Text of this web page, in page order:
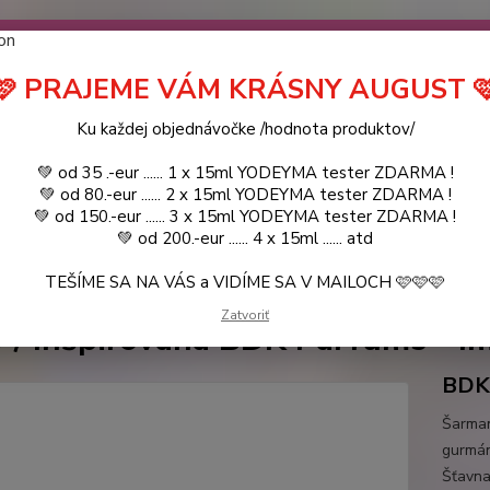
❤️ od .. 35 .-eur CENA PRODUKTOV si môžte vybrať ..
.. (TIE VŠAK TERBA VPÍSAŤ V SEKCII DODACE
a VIDÍME SA V MAILOCH a v Košiciach :) aj OSOBNE. 👋🤚👋 ..
KATALÓG Blog
Hľadať
YODEYMA - DÁMSKE PARFEMY 100ml LIDO / Inšpirovaná BDK
/ Inšpirovaná BDK Parfums -
PRAJEME VÁM KRÁSNY AUGUST
Ku každej objednávočke /hodnota produktov/
💚 od 35 .-eur ...... 1 x 15ml YODEYMA tester ZDARMA !
💚 od 80.-eur ...... 2 x 15ml YODEYMA tester ZDARMA !
💚 od 150.-eur ...... 3 x 15ml YODEYMA tester ZDARMA !
💚 od 200.-eur ...... 4 x 15ml ...... atd
TEŠÍME SA NA VÁS a VIDÍME SA V MAILOCH 🩷🩷🩷
Zatvoriť